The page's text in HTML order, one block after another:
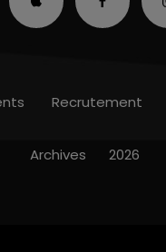
Recrutement
Archives 2026